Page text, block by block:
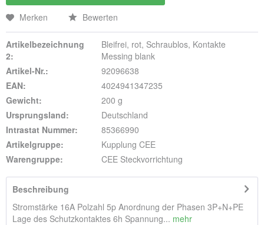
Merken Bewerten
Artikelbezeichnung
2:
Bleifrei, rot, Schraublos, Kontakte
Messing blank
Artikel-Nr.:
92096638
EAN:
4024941347235
Gewicht:
200 g
Ursprungsland:
Deutschland
Intrastat Nummer:
85366990
Artikelgruppe:
Kupplung CEE
Warengruppe:
CEE Steckvorrichtung
Beschreibung
Stromstärke 16A Polzahl 5p Anordnung der Phasen 3P+N+PE
Lage des Schutzkontaktes 6h Spannung... mehr